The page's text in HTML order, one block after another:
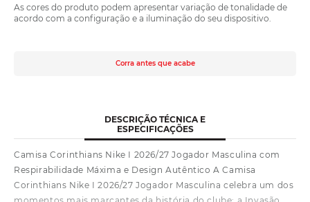
As cores do produto podem apresentar variação de tonalidade de
acordo com a configuração e a iluminação do seu dispositivo.
Corra antes que acabe
DESCRIÇÃO TÉCNICA E
ESPECIFICAÇÕES
Camisa Corinthians Nike I 2026/27 Jogador Masculina com
Respirabilidade Máxima e Design Autêntico A Camisa
Corinthians Nike I 2026/27 Jogador Masculina celebra um dos